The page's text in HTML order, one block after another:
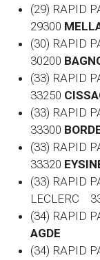
(29) RAPID
29300
(30) RAPID
30200
(33) RAPID
33250
(33) RAPID
33300
(33) RAPID
33320
(33) RAPID
LECLERC
(34) RAPID
AGDE
(34) RAPID